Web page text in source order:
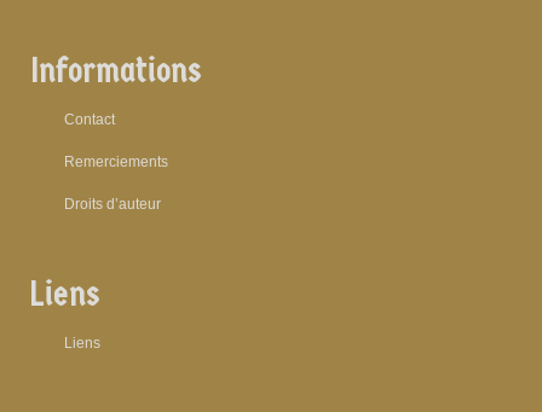
Informations
Contact
Remerciements
Droits d’auteur
Liens
Liens